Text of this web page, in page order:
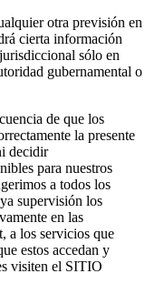
otra previsión en
cierta información
sólo en
gubernamental o
de que los
la presente
decidir
para nuestros
a todos los
supervisión los
en las
a los servicios que
estos accedan y
visiten el SITIO